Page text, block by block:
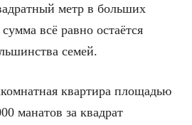
метр в больших
всё равно остаётся
семей.
квартира площадью
манатов за квадрат